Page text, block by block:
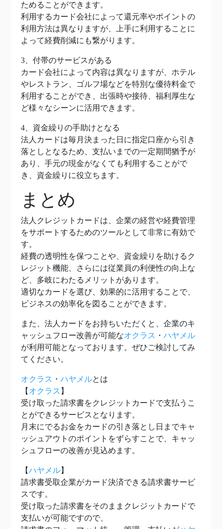
ためることができます。
利用するカード会社によって還元率やポイントの
利用方法は異なりますが、上手に利用することに
よって経費削減にも繋がります。
3、付帯のサービスがある
カード会社によって内容は異なりますが、ホテル
やレストラン、ゴルフ場などを特別な優待料金で
利用することができ、出張時や接待、福利厚生な
ど様々なシーンに活用できます。
4、資金繰りの手助けとなる
法人カードは毎月決まった日に指定口座から引き
落としとなるため、支払いまでの一定期間猶予が
あり、手元の現金がなくても利用することがで
き、資金繰りに役立ちます。
まとめ
法人クレジットカードは、企業の経営や経費管理
をサポートするためのツールとして非常に有効で
す。
経費の透明性を保つことや、資金繰りを助けるク
レジット機能、さらには従業員の利便性の向上な
ど、多岐にわたるメリットがあります。
適切なカードを選び、効果的に活用することで、
ビジネスの効率化を図ることができます。
また、法人カードをお持ちいただくと、企業のキ
ャッシュフロー改善が可能なオクラス ・ ハヤメル
が利用可能となっております。ぜひご検討してみ
てください。
オクラス ・ ハヤメルとは
【 オクラス 】
受け取った請求書をクレジットカードで支払うこ
とができるサービスとなります。
月末にでるお金をカードの引き落とし日までキャ
ッシュアウトのポイントをずらすことで、キャッ
シュフローの改善が見込めます。
【ハヤメル】
請求書受取企業がカード決済できる請求書サービ
スです。
受け取った請求書をそのままクレジットカードで
支払いが可能ですので、